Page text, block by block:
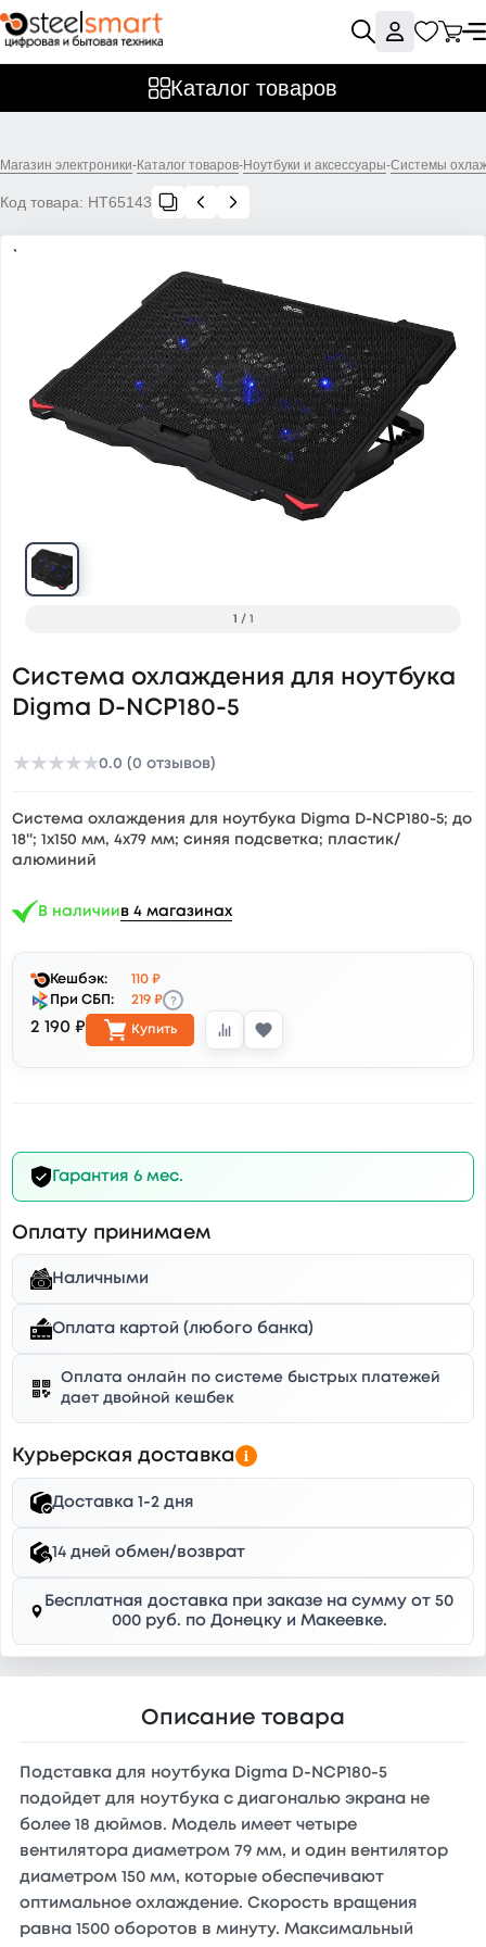
Каталог товаров
Магазин электроники-Каталог товаров-Ноутбуки и аксессуары-Системы
Код товара: НТ65143
1 / 1
Система охлаждения для ноутбука
Digma D-NCP180-5
★★★★★0.0 (0 отзывов)
Система охлаждения для ноутбука Digma D-NCP180-5; до
18''; 1x150 мм, 4x79 мм; синяя подсветка; пластик/
алюминий
В наличиив 4 магазинах
Кешбэк:
110 ₽
При СБП:
219 ₽ ?
2 190 ₽ Купить
Гарантия 6 мес.
Оплату принимаем
Наличными
Оплата картой (любого банка)
Оплата онлайн по системе быстрых платежей
дает двойной кешбек
Курьерская доставка
Доставка 1-2 дня
14 дней обмен/возврат
Бесплатная доставка при заказе на сумму от 50
000 руб. по Донецку и Макеевке.
Описание товара
Подставка для ноутбука Digma D-NCP180-5
подойдет для ноутбука с диагональю экрана не
более 18 дюймов. Модель имеет четыре
вентилятора диаметром 79 мм, и один вентилятор
диаметром 150 мм, которые обеспечивают
оптимальное охлаждение. Скорость вращения
равна 1500 оборотов в минуту. Максимальный